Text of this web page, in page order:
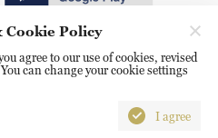
All Rights Reserved. 16A
100040
Cookie Policy
agree to our use of cookies, revised
can change your cookie settings
I agree